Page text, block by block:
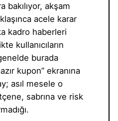
bakılıyor, akşam
acele karar
kadro haberleri
kullanıcıların
burada
kupon” ekranına
asıl mesele o
sabrına ve risk